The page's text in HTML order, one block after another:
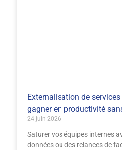
Externalisation de
gagner en productivité
24 juin 2026
Saturer vos équipes internes
données ou des relances de